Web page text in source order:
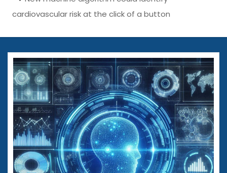
cardiovascular risk at the click of a button